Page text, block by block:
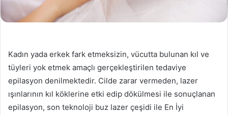
Kadın yada erkek fark etmeksizin, vücutta bulunan kıl ve
tüyleri yok etmek amaçlı gerçekleştirilen tedaviye
epilasyon denilmektedir. Cilde zarar vermeden, lazer
ışınlarının kıl köklerine etki edip dökülmesi ile sonuçlanan
epilasyon, son teknoloji buz lazer çeşidi ile En İyi